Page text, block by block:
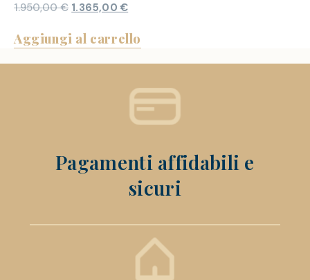
1.950,00€ 1.365,00€
Aggiungi al carrello
Pagamenti affidabili e
sicuri